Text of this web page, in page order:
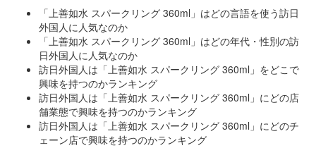
「上善如水 スパークリング 360ml」はどの言語を使う訪日
外国人に人気なのか
「上善如水 スパークリング 360ml」はどの年代・性別の訪
日外国人に人気なのか
訪日外国人は「上善如水 スパークリング 360ml」をどこで
興味を持つのかランキング
訪日外国人は「上善如水 スパークリング 360ml」にどの店
舗業態で興味を持つのかランキング
訪日外国人は「上善如水 スパークリング 360ml」にどのチ
ェーン店で興味を持つのかランキング